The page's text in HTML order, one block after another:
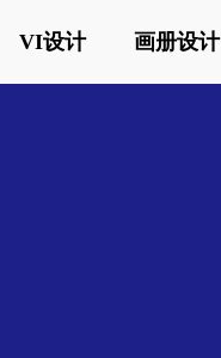
VI设计 画册设计